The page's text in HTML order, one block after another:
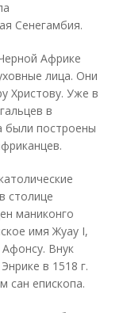
Сенегамбия.
Африке
лица. Они
Христову. Уже в
в
были построены
столице
маниконго
имя Жуау I,
Внук
в 1518 г.
сан епископа.